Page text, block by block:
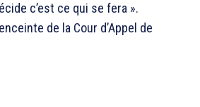
c’est ce qui se fera ».
de la Cour d’Appel de